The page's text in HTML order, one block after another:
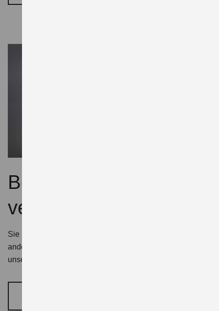
Beratungstermin
vereinbaren
Sie möchten sich zu einem Suzuki Modell oder einem
anderen Thema persönlich beraten lassen? Nutzen Sie
unser Formular, um einen Termin zu vereinbaren.